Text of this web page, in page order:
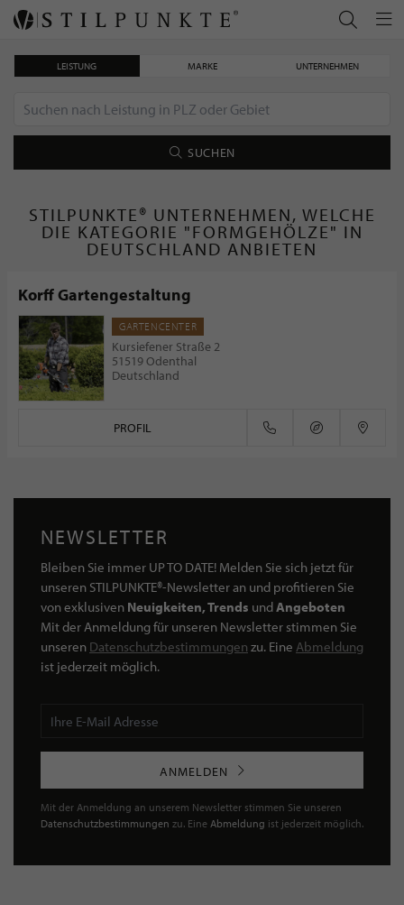
LEISTUNG MARKE UNTERNEHMEN
SUCHEN
STILPUNKTE® UNTERNEHMEN, WELCHE
DIE KATEGORIE "FORMGEHÖLZE" IN
DEUTSCHLAND ANBIETEN
Korff Gartengestaltung
GARTENCENTER
Kursiefener Straße 2
51519 Odenthal
Deutschland
PROFIL
NEWSLETTER
Bleiben Sie immer UP TO DATE! Melden Sie sich jetzt für
unseren STILPUNKTE®-Newsletter an und profitieren Sie
von exklusiven Neuigkeiten, Trends undAngeboten
Mit der Anmeldung für unseren Newsletter stimmen Sie
unseren Datenschutzbestimmungen zu. Eine Abmeldung
ist jederzeit möglich.
ANMELDEN
Mit der Anmeldung an unserem Newsletter stimmen Sie unseren
Datenschutzbestimmungen zu. Eine Abmeldung ist jederzeit möglich.